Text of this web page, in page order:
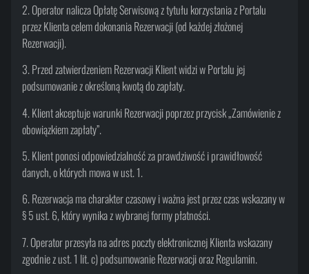
2. Operator nalicza Opłatę Serwisową z tytułu korzystania z Portalu
przez Klienta celem dokonania Rezerwacji (od każdej złożonej
Rezerwacji).
3. Przed zatwierdzeniem Rezerwacji Klient widzi w Portalu jej
podsumowanie z określoną kwotą do zapłaty.
4. Klient akceptuje warunki Rezerwacji poprzez przycisk „Zamówienie z
obowiązkiem zapłaty”.
5. Klient ponosi odpowiedzialność za prawdziwość i prawidłowość
danych, o których mowa w ust. 1.
6. Rezerwacja ma charakter czasowy i ważna jest przez czas wskazany w
§ 5 ust. 6, który wynika z wybranej formy płatności.
7. Operator przesyła na adres poczty elektronicznej Klienta wskazany
zgodnie z ust. 1 lit. c) podsumowanie Rezerwacji oraz Regulamin.